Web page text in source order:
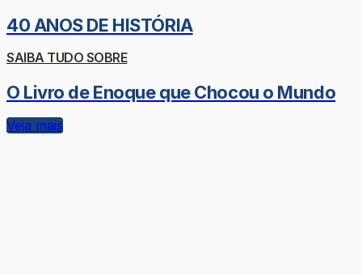
40 ANOS DE HISTÓRIA
SAIBA TUDO SOBRE
O Livro de Enoque que Chocou o Mundo
Veja mais